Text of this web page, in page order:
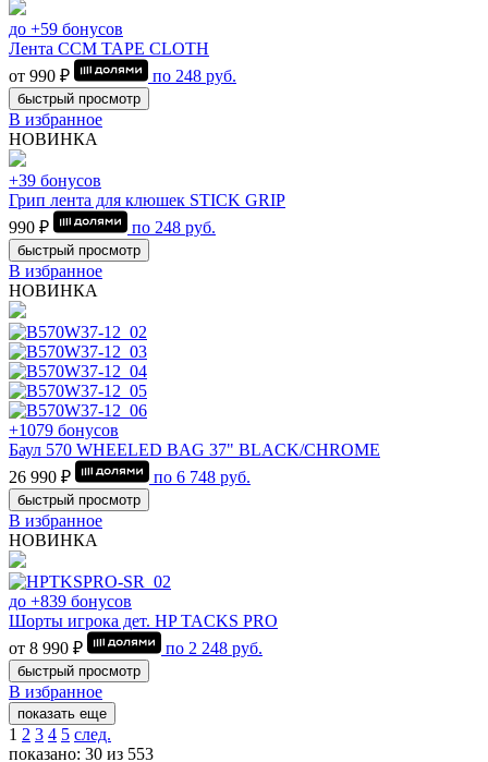
до +59 бонусов
Лента CCM TAPE CLOTH
от 990 ₽
по 248 руб.
быстрый просмотр
В избранное
НОВИНКА
+39 бонусов
Грип лента для клюшек STICK GRIP
990 ₽
по 248 руб.
быстрый просмотр
В избранное
НОВИНКА
+1079 бонусов
Баул 570 WHEELED BAG 37" BLACK/CHROME
26 990 ₽
по 6 748 руб.
быстрый просмотр
В избранное
НОВИНКА
до +839 бонусов
Шорты игрока дет. HP TACKS PRO
от 8 990 ₽
по 2 248 руб.
быстрый просмотр
В избранное
показать еще
1 2 3 4 5 след.
показано: 30 из 553